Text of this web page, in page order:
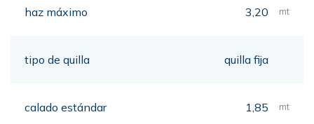
haz máximo 3,20 mt
tipo de quilla quilla fija
calado estándar 1,85 mt